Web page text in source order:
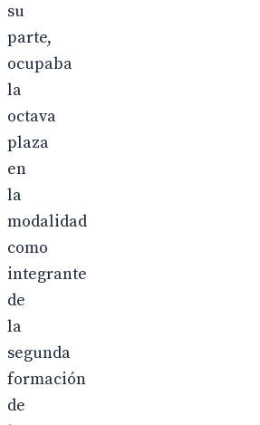
su
parte,
ocupaba
la
octava
plaza
en
la
modalidad
como
integrante
de
la
segunda
formación
de